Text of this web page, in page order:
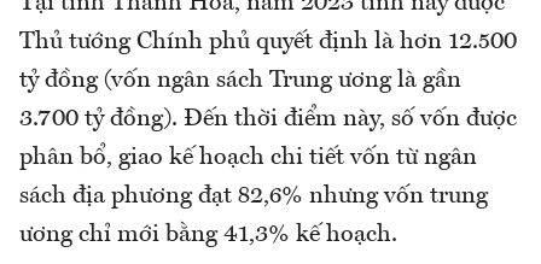
Thủ tướng Chính phủ quyết định là hơn 12.500
tỷ đồng (vốn ngân sách Trung ương là gần
3.700 tỷ đồng). Đến thời điểm này, số vốn được
phân bổ, giao kế hoạch chi tiết vốn từ ngân
sách địa phương đạt 82,6% nhưng vốn trung
ương chỉ mới bằng 41,3% kế hoạch.